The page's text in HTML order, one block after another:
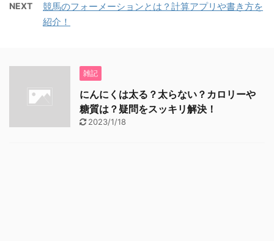
NEXT
競馬のフォーメーションとは？計算アプリや書き方を
紹介！
雑記
にんにくは太る？太らない？カロリーや
糖質は？疑問をスッキリ解決！
2023/1/18